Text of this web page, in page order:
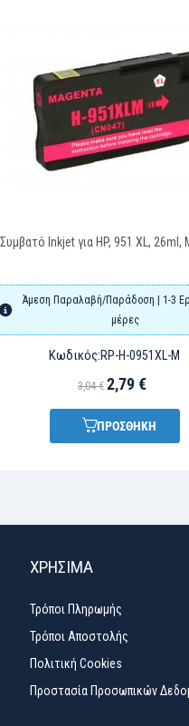
Συμβατό Inkjet για HP, 951 XL, 26ml,
Άμεση Παραλαβή/Παράδοση | 1-3
μέρες
Κωδικός:RP-H-0951XL-M
3,04 € 2,79 €
ΠΡΟΣΘΗΚΗ
ΧΡΉΣΙΜΑ
Τρόποι Πληρωμής
Τρόποι Αποστολής
Πολιτική Cookies
Προστασία Προσωπικών